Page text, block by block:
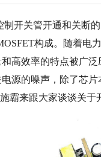
制开关管开通和关断
构成。随着电
高效率的特点被广
源的噪声，除了芯
霸来跟大家谈谈关于